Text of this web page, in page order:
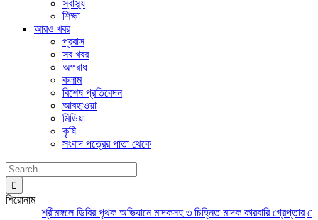
স্বাস্থ্য
শিক্ষা
আরও খবর
প্রবাস
সব খবর
অপরাধ
কলাম
বিশেষ প্রতিবেদন
আবহাওয়া
মিডিয়া
কৃষি
সংবাদ পত্রের পাতা থেকে
Search
for:
শিরোনাম
শ্রীমঙ্গলে ডিবির পৃথক অভিযানে মাদকসহ ৩ চিহ্নিত মাদক কারবারি গ্রেপ্তার